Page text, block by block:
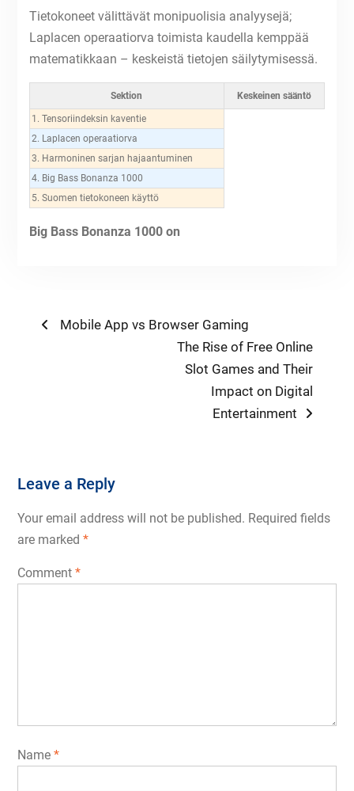
Tietokoneet välittävät monipuolisia analyysejä;
Laplacen operaatiorva toimista kaudella kemppää
matematikkaan – keskeistä tietojen säilytymisessä.
Sektion Keskeinen sääntö
1. Tensoriindeksin kaventie
2. Laplacen operaatiorva
3. Harmoninen sarjan hajaantuminen
4. Big Bass Bonanza 1000
5. Suomen tietokoneen käyttö
Big Bass Bonanza 1000 on
PostPrevious
Mobile App vs Browser Gaming
Next
post:
The Rise of Free Online
Slot Games and Their
Impact on Digital
Entertainment
Leave a Reply
Your email address will not be published. Required fields
are marked *
Comment *
Name *